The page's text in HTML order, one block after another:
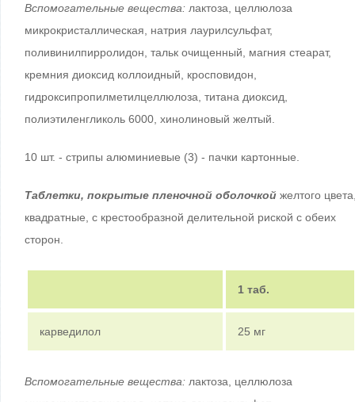
Вспомогательные вещества: лактоза, целлюлоза
микрокристаллическая, натрия лаурилсульфат,
поливинилпирролидон, тальк очищенный, магния стеарат,
кремния диоксид коллоидный, кросповидон,
гидроксипропилметилцеллюлоза, титана диоксид,
полиэтиленгликоль 6000, хинолиновый желтый.
10 шт. - стрипы алюминиевые (3) - пачки картонные.
Таблетки, покрытые пленочной оболочкой желтого
квадратные, с крестообразной делительной риской с обеих
сторон.
1 таб.
карведилол 25 мг
Вспомогательные вещества: лактоза, целлюлоза